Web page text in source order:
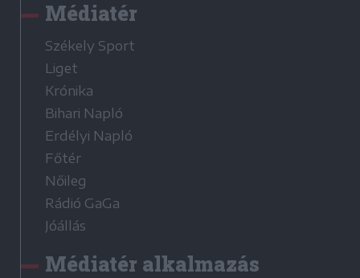
Médiatér
Székely Sport
Liget
Krónika
Bihari Napló
Erdélyi Napló
Főtér
Nőileg
Rádió GaGa
Jóállás
Médiatér alkalmazás